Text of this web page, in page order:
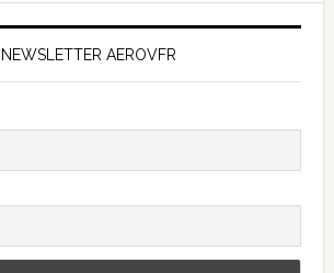
NEWSLETTER AEROVFR